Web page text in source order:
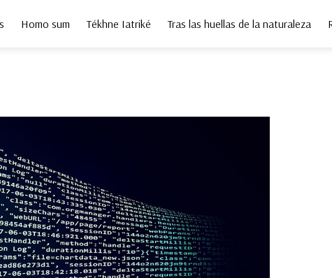
Homo sum Tékhne Iatriké Tras las huellas de la naturaleza